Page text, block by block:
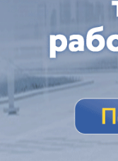
вчера в 18:00
Общество
Снос и